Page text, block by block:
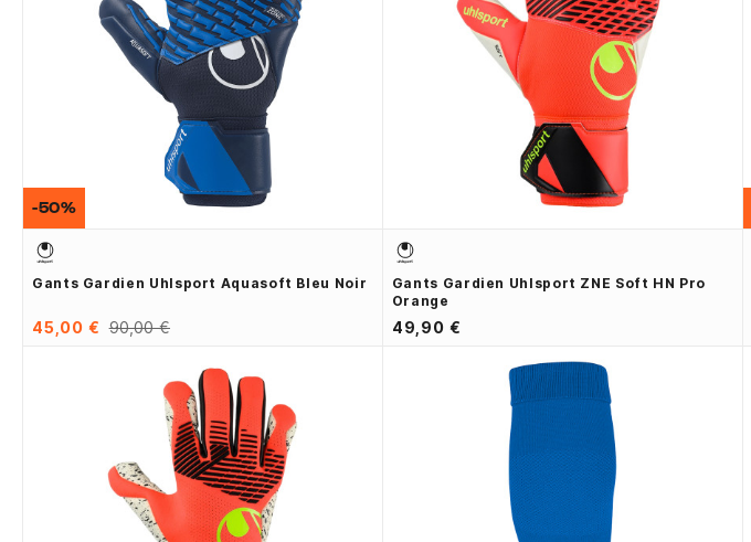
Gants Gardien Uhlsport Aquasoft Bleu Noir
45,00 € 90,00 €
-50%
Gants Gardien Uhlsport ZNE Soft HN Pro
Orange
49,90 €